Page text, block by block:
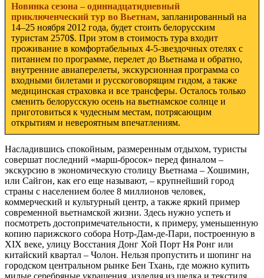
Новинка сезона – одиннадцатидневный
приключенческий тур во Вьетнам, запланированный на
14–25 ноября 2012 года, будет стоить белорусским
туристам 2570$. При этом в стоимость тура входит
проживание в комфортабельных 4-5-звездочных оте­лях с
питанием по программе, перелет до Вьетнама и обратно,
внутренние авиаперелеты, экскурсионная программа со
входными билетами и русскоговорящим гидом, а также
медицинская страховка и все трансферы. Осталось только
сменить белорусскую осень на вьетнамское солнце и
приготовиться к чудесным местам, потрясающим
открытиям и невероятным впечатлениям.
Насладившись спокойным, размеренным отдыхом, туристы
совершат последний «марш-бросок» перед финалом –
экскурсию в экономическую столицу Вьетнама – Хошимин,
или Сайгон, как его еще называют, – крупнейший город
страны с населением более 8 миллионов человек,
коммерческий и культурный центр, а также яркий пример
современной вьетнамской жизни. Здесь нужно успеть и
посмотреть достопримечательности, к примеру, уменьшенную
копию парижского собора Нотр-Дам-де-Пари, построенную в
XIX веке, улицу Восстания Донг Хой Порт Ня Ронг или
китайский квартал – Чолон. Нельзя пропустить и шопинг на
городском центральном рынке Бен Тхань, где можно купить
милые серебряные украшения, изделия из шелка и текстиля,